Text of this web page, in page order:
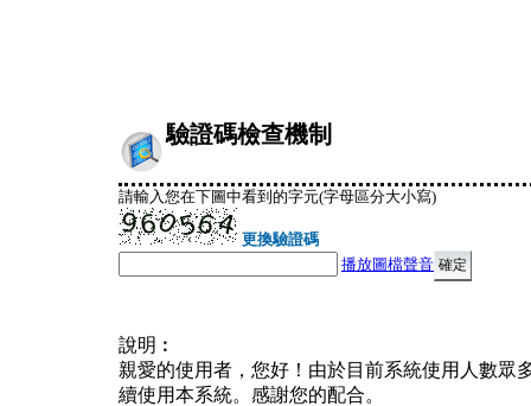
驗證碼檢查機制
請輸入您在下圖中看到的字元(字母區分大小寫)
更換驗證碼
播放圖檔聲音
說明︰
親愛的使用者，您好！由於目前系統使用人數眾
續使用本系統。感謝您的配合。